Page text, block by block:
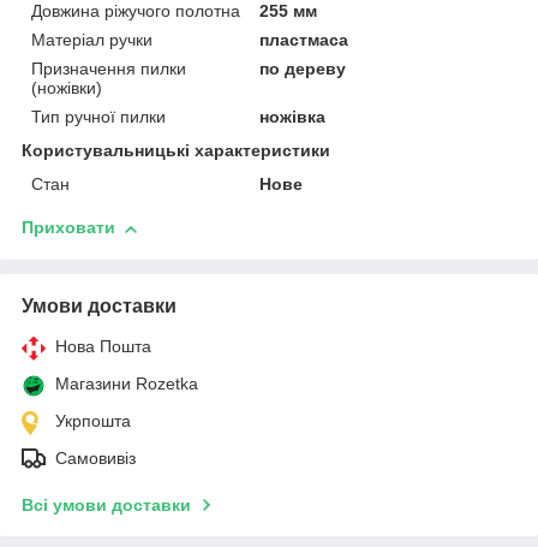
Довжина ріжучого полотна
255 мм
Матеріал ручки
пластмаса
Призначення пилки
(ножівки)
по дереву
Тип ручної пилки
ножівка
Користувальницькі характеристики
Стан
Нове
Приховати
Умови доставки
Нова Пошта
Магазини Rozetka
Укрпошта
Самовивіз
Всі умови доставки